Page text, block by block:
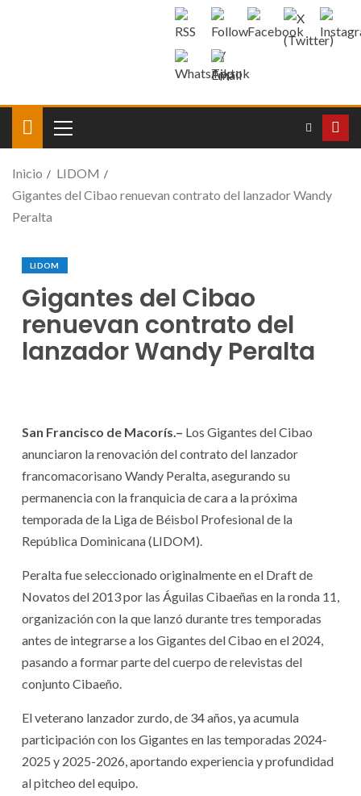
Inicio
LIDOM
Gigantes del Cibao renuevan contrato del lanzador Wandy
Peralta
LIDOM
Gigantes del Cibao
renuevan contrato del
lanzador Wandy Peralta
San Francisco de Macorís.– Los Gigantes del Cibao
anunciaron la renovación del contrato del lanzador
francomacorisano Wandy Peralta, asegurando su
permanencia con la franquicia de cara a la próxima
temporada de la Liga de Béisbol Profesional de la
República Dominicana (LIDOM).
Peralta fue seleccionado originalmente en el Draft de
Novatos del 2013 por las Águilas Cibaeñas en la ronda 11,
organización con la que lanzó durante tres temporadas
antes de integrarse a los Gigantes del Cibao en el 2024,
pasando a formar parte del cuerpo de relevistas del
conjunto Cibaeño.
El veterano lanzador zurdo, de 34 años, ya acumula
participación con los Gigantes en las temporadas 2024-
2025 y 2025-2026, aportando experiencia y profundidad
al pitcheo del equipo.